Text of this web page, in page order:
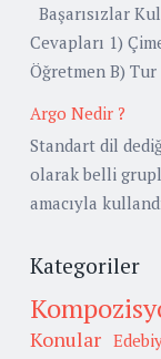
Başarısızlar
Cevapları 1)
Öğretmen B) Tur
Argo Nedir ?
Standart dil
olarak belli
amacıyla
Kategoriler
Konular